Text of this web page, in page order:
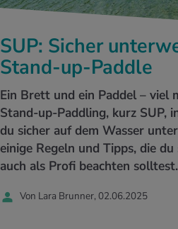
Essen
& Intoleranzen
& Jogging
& Outdoor
Biken
Life Balance
im Alltag
Test & Quizze
iMpuls
THEMEN IM BEREICH SERVICES
Angebote
Tools, Test & Quizze
SUP: Sicher
Stand-up-Paddle
Ein Brett und ein Paddel – viel
Stand-up-Paddling, kurz SUP,
du sicher auf dem Wasser
einige Regeln und Tipps, die
auch als Profi beachten solltest.
Von Lara Brunner, 02.06.2025